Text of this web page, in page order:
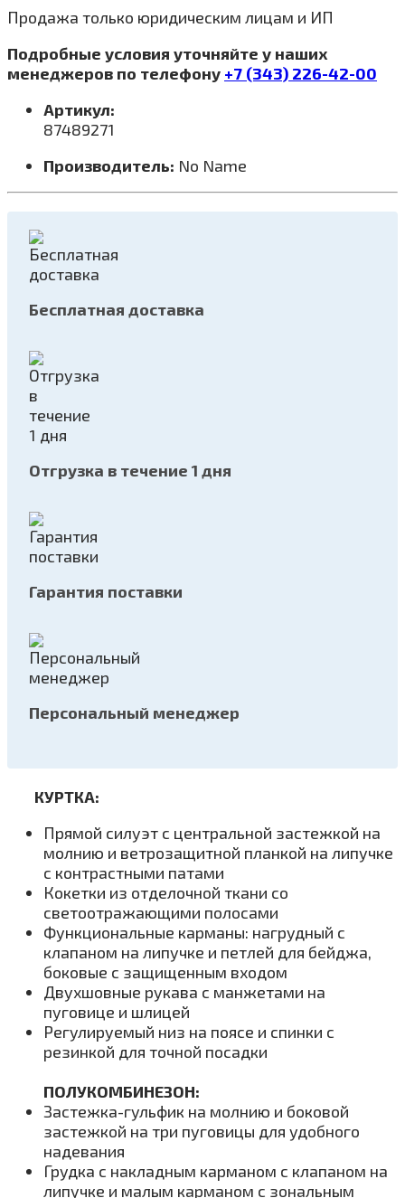
Продажа только юридическим лицам и ИП
Подробные условия уточняйте у наших
менеджеров по телефону +7 (343) 226-42-00
Артикул:
87489271
Производитель: No Name
Бесплатная доставка
Отгрузка в течение 1 дня
Гарантия поставки
Персональный менеджер
КУРТКА:
Прямой силуэт с центральной застежкой на
молнию и ветрозащитной планкой на липучке
с контрастными патами
Кокетки из отделочной ткани со
светоотражающими полосами
Функциональные карманы: нагрудный с
клапаном на липучке и петлей для бейджа,
боковые с защищенным входом
Двухшовные рукава с манжетами на
пуговице и шлицей
Регулируемый низ на поясе и спинки с
резинкой для точной посадки
ПОЛУКОМБИНЕЗОН:
Застежка-гульфик на молнию и боковой
застежкой на три пуговицы для удобного
надевания
Грудка с накладным карманом с клапаном на
липучке и малым карманом с зональным